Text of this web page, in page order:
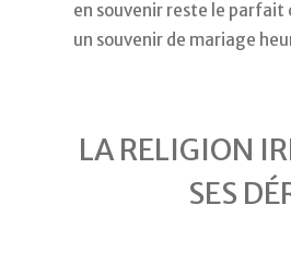
en souvenir reste le parfait
un souvenir de mariage
LA RELIGION
SES